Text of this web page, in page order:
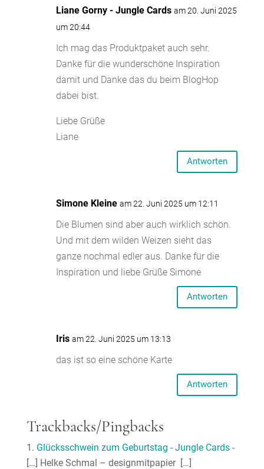
Liane Gorny - Jungle Cards am 20. Juni 2025
um 20:44
Ich mag das Produktpaket auch sehr.
Danke für die wunderschöne Inspiration
damit und Danke das du beim BlogHop
dabei bist.
Liebe Grüße
Liane
Antworten
Simone Kleine am 22. Juni 2025 um 12:11
Die Blumen sind aber auch wirklich schön.
Und mit dem wilden Weizen sieht das
ganze nochmal edler aus. Danke für die
Inspiration und liebe Grüße Simone
Antworten
Iris am 22. Juni 2025 um 13:13
das ist so eine schöne Karte
Antworten
Trackbacks/Pingbacks
Glücksschwein zum Geburtstag - Jungle Cards-
[…] Helke Schmal – designmitpapier […]